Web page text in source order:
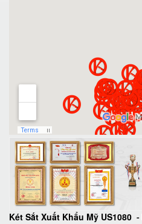
Két Sắt Xuất Khẩu Mỹ US1080 -